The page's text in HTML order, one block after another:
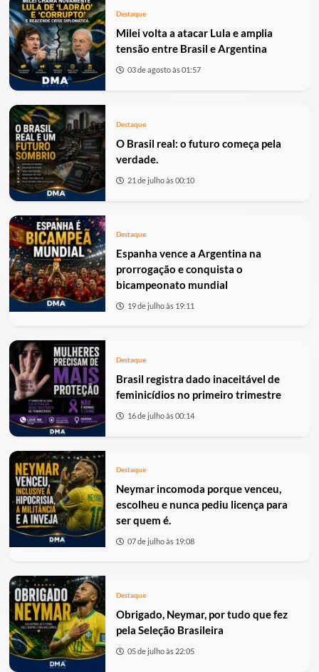
Destaque
Milei volta a atacar Lula e amplia
tensão entre Brasil e Argentina
03 de agosto às 01:57
Destaque
O Brasil real: o futuro começa pela
verdade.
21 de julho às 00:10
Destaque
Espanha vence a Argentina na
prorrogação e conquista o
bicampeonato mundial
19 de julho às 19:11
Destaque
Brasil registra dado inaceitável de
feminicídios no primeiro trimestre
16 de julho às 00:14
Destaque
Neymar incomoda porque venceu,
escolheu e nunca pediu licença para
ser quem é.
07 de julho às 19:08
Destaque
Obrigado, Neymar, por tudo que fez
pela Seleção Brasileira
05 de julho às 22:05